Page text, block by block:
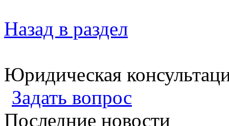
Назад в раздел
Юридическая
Задать вопрос
Последние новости